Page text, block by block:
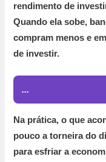
rendimento de
Quando ela sobe,
compram menos e
de investir.
...
Na prática, o que
pouco a torneira do
para esfriar a